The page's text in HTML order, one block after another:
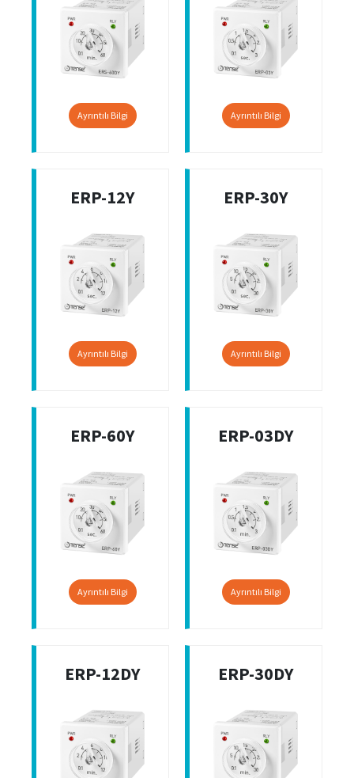
Ayrıntılı Bilgi Ayrıntılı Bilgi
ERP-12Y
Ayrıntılı Bilgi
ERP-30Y
Ayrıntılı Bilgi
ERP-60Y
Ayrıntılı Bilgi
ERP-03DY
Ayrıntılı Bilgi
ERP-12DY ERP-30DY